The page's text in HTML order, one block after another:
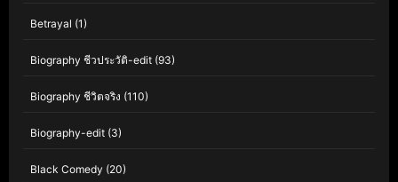
Betrayal (1)
Biography ชีวประวัติ-edit (93)
Biography ชีวิตจริง (110)
Biography-edit (3)
Black Comedy (20)